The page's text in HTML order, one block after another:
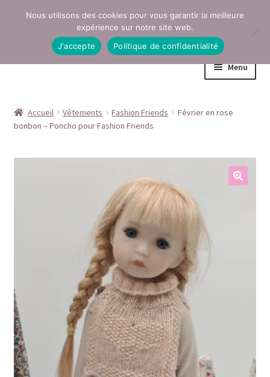
Aller
navigation
Aller
Menu
Conditions générales de vente
Contact
Panier
Politique de confidentialité
Politique de cookies (UE)
Accueil Vêtements Fashion Friends
Février en rose
bonbon – Poncho pour Fashion Friends
Nous utilisons des cookies pour vous garantir la meilleure
expérience sur notre site web.
J'accepte
Politique de confidentialité